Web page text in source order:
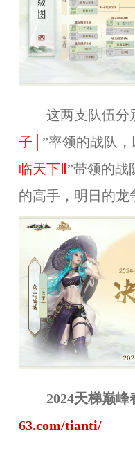
这两支队伍分
子│ ”率领的战队
临天下Ⅱ ”带领的战
的高手，明日的龙
2024天梯巅峰
63.com/tianti/